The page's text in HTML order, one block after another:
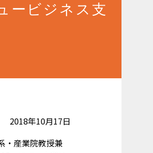
ービジネス支
2018年10月17日
・産業院教授兼